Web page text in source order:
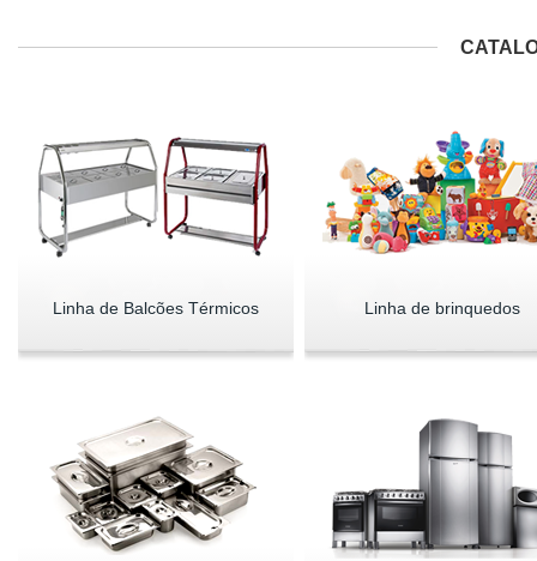
Linha de Balcões Térmicos Linha de brinquedos